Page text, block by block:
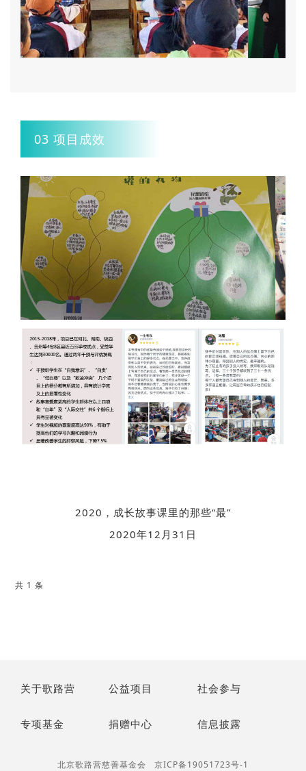
03 项目成效
2020，成长故事课里的那些“最”
2020年12月31日
共 1 条
关于歌路营 公益项目 社会参与
专项基金 捐赠中心 信息披露
北京歌路营慈善基金会 京ICP备19051723号-1